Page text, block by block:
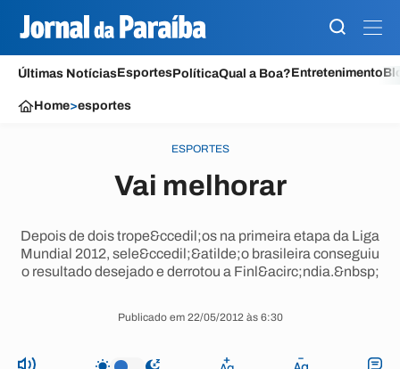
Últimas NotíciasEsportesPolíticaQual a Boa?Entretenimento
Home>esportes
ESPORTES
Vai melhorar
Depois de dois trope&ccedil;os na primeira etapa da Liga
Mundial 2012, sele&ccedil;&atilde;o brasileira conseguiu
o resultado desejado e derrotou a Finl&acirc;ndia.&nbsp;
Publicado em 22/05/2012 às 6:30